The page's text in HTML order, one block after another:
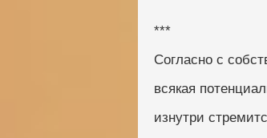
***
Согласно с
всякая
изнутри